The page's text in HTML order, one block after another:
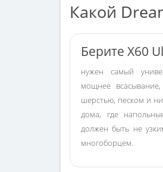
Какой
Берите X60
нужен самый
мощнее
шерстью, песком и
дома, где
должен быть не
многоборцем.